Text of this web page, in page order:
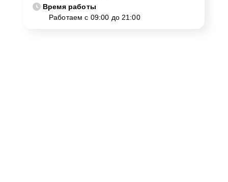
Время работы
Работаем с 09:00 до 21:00